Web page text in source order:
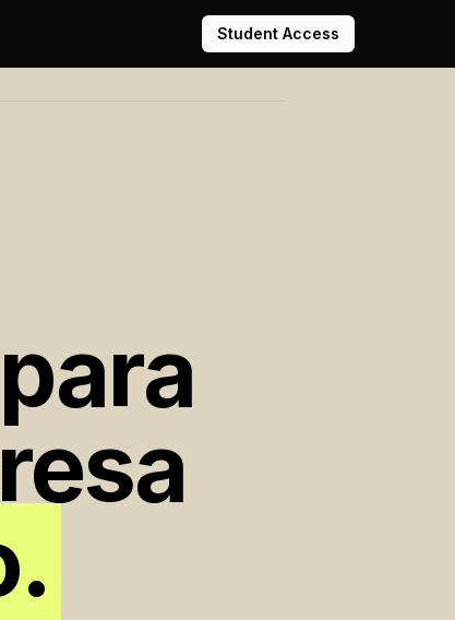
Student Access
MAPA PARA ESCALAR 30X